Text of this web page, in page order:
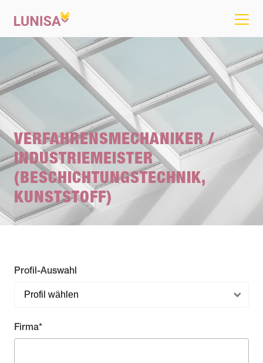
VERFAHRENSMECHANIKER /
INDUSTRIEMEISTER
(BESCHICHTUNGSTECHNIK,
KUNSTSTOFF)
Profil-Auswahl
Pflichtfeld
Firma*